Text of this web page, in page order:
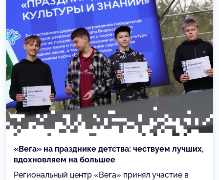
«Вега» на празднике детства: чествуем лучших,
вдохновляем на большее
Региональный центр «Вега» принял участие в